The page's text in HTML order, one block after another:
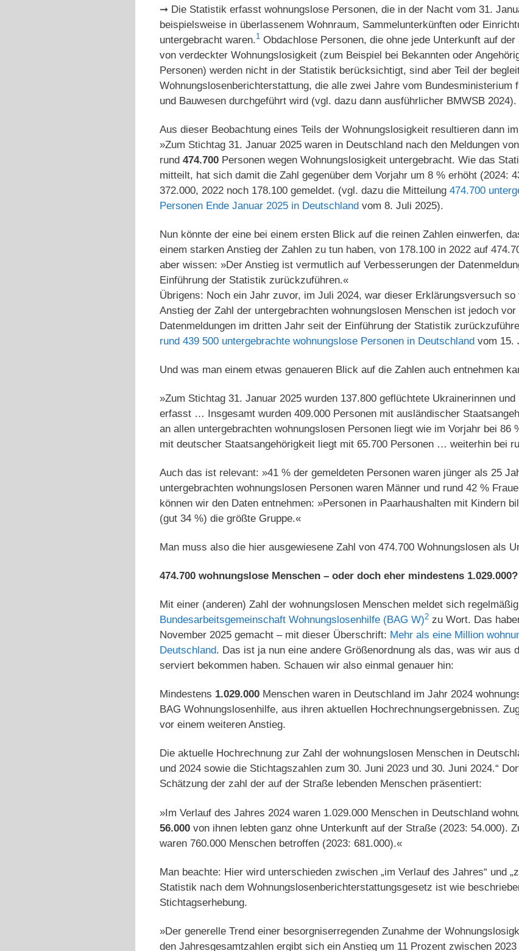
➞ Die Statistik erfasst wohnungslose Personen, die in der Nacht vom 31.
beispielsweise in überlassenem Wohnraum, Sammelunterkünften oder
untergebracht waren.1 Obdachlose Personen, die ohne jede Unterkunft auf
von verdeckter Wohnungslosigkeit (zum Beispiel bei Bekannten oder
Personen) werden nicht in der Statistik berücksichtigt, sind aber Teil der
Wohnungslosenberichterstattung, die alle zwei Jahre vom Bundesministerium
und Bauwesen durchgeführt wird (vgl. dazu dann ausführlicher BMWSB 2024).
Aus dieser Beobachtung eines Teils der Wohnungslosigkeit resultieren dann
»Zum Stichtag 31. Januar 2025 waren in Deutschland nach den Meldungen
rund 474.700 Personen wegen Wohnungslosigkeit untergebracht. Wie das
mitteilt, hat sich damit die Zahl gegenüber dem Vorjahr um 8 % erhöht (2024:
372.000, 2022 noch 178.100 gemeldet. (vgl. dazu die Mitteilung 474.700
Personen Ende Januar 2025 in Deutschland vom 8. Juli 2025).
Nun könnte der eine bei einem ersten Blick auf die reinen Zahlen einwerfen,
einem starken Anstieg der Zahlen zu tun haben, von 178.100 in 2022 auf
aber wissen: »Der Anstieg ist vermutlich auf Verbesserungen der
Einführung der Statistik zurückzuführen.«
Übrigens: Noch ein Jahr zuvor, im Juli 2024, war dieser Erklärungsversuch
Anstieg der Zahl der untergebrachten wohnungslosen Menschen ist jedoch
Datenmeldungen im dritten Jahr seit der Einführung der Statistik
rund 439 500 untergebrachte wohnungslose Personen in Deutschland vom 15.
Und was man einem etwas genaueren Blick auf die Zahlen auch entnehmen
»Zum Stichtag 31. Januar 2025 wurden 137.800 geflüchtete Ukrainerinnen
erfasst … Insgesamt wurden 409.000 Personen mit ausländischer
an allen untergebrachten wohnungslosen Personen liegt wie im Vorjahr bei
mit deutscher Staatsangehörigkeit liegt mit 65.700 Personen … weiterhin bei
Auch das ist relevant: »41 % der gemeldeten Personen waren jünger als 25
untergebrachten wohnungslosen Personen waren Männer und rund 42 %
können wir den Daten entnehmen: »Personen in Paarhaushalten mit Kindern
(gut 34 %) die größte Gruppe.«
Man muss also die hier ausgewiesene Zahl von 474.700 Wohnungslosen als
474.700 wohnungslose Menschen – oder doch eher mindestens 1.029.000?
Mit einer (anderen) Zahl der wohnungslosen Menschen meldet sich
Bundesarbeitsgemeinschaft Wohnungslosenhilfe (BAG W)2 zu Wort. Das
November 2025 gemacht – mit dieser Überschrift: Mehr als eine Million
Deutschland. Das ist ja nun eine andere Größenordnung als das, was wir aus
serviert bekommen haben. Schauen wir also einmal genauer hin:
Mindestens 1.029.000 Menschen waren in Deutschland im Jahr 2024
BAG Wohnungslosenhilfe, aus ihren aktuellen Hochrechnungsergebnissen.
vor einem weiteren Anstieg.
Die aktuelle Hochrechnung zur Zahl der wohnungslosen Menschen in
und 2024 sowie die Stichtagszahlen zum 30. Juni 2023 und 30. Juni 2024.“
Schätzung der zahl der auf der Straße lebenden Menschen präsentiert:
»Im Verlauf des Jahres 2024 waren 1.029.000 Menschen in Deutschland
56.000 von ihnen lebten ganz ohne Unterkunft auf der Straße (2023: 54.000).
waren 760.000 Menschen betroffen (2023: 681.000).«
Man beachte: Hier wird unterschieden zwischen „im Verlauf des Jahres“ und
Statistik nach dem Wohnungslosenberichterstattungsgesetz ist wie
Stichtagserhebung.
»Der generelle Trend einer besorgniserregenden Zunahme der
den Jahresgesamtzahlen ergibt sich ein Anstieg um 11 Prozent zwischen